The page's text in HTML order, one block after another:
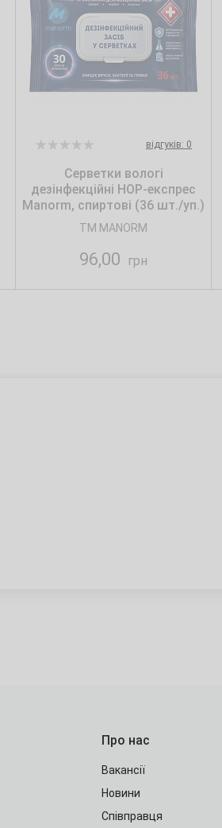
відгуків: 0
Серветки вологі
дезінфекційні НОР-експрес
Manorm, спиртові (36 шт./уп.)
TM MANORM
96,00 грн
Про нас
Вакансії
Новини
Співправця